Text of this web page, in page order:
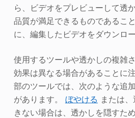
ら、ビデオをプレビューして透
品質が満足できるものであるこ
に、編集したビデオをダウンロー
使用するツールや透かしの複雑
効果は異なる場合があることに
部のツールでは、次のような追
があります。 ぼやける または
きない場合は、透かしを隠すた